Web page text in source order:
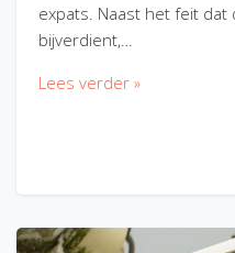
expats. Naast het feit
bijverdient,…
Lees verder »